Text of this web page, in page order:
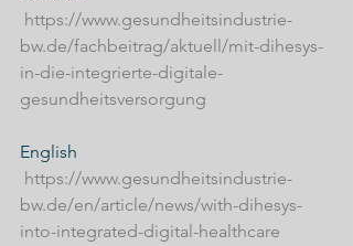
https://www.gesundheitsindustrie-
bw.de/fachbeitrag/aktuell/mit-dihesys-
in-die-integrierte-digitale-
gesundheitsversorgung
English
https://www.gesundheitsindustrie-
bw.de/en/article/news/with-dihesys-
into-integrated-digital-healthcare